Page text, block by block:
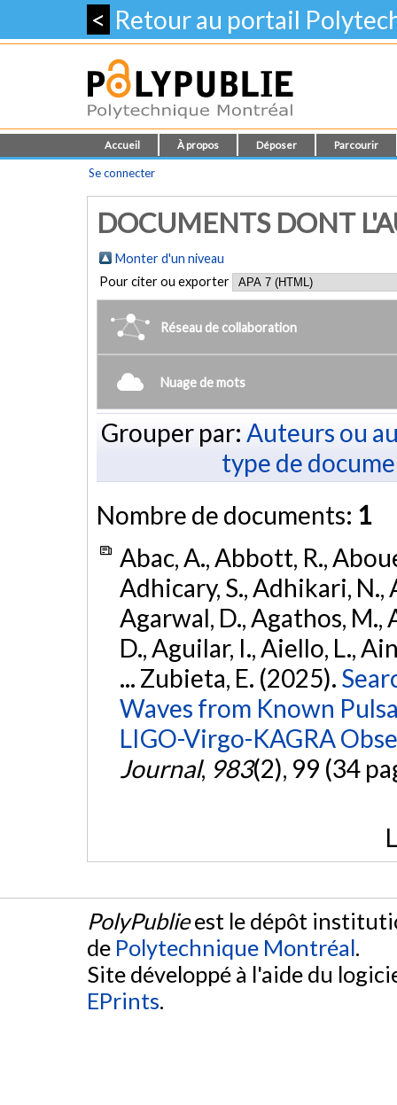
< Retour au portail
Accueil À propos Déposer Parcourir
Se connecter
DOCUMENTS DONT
Monter d'un niveau
Pour citer ou exporter
Réseau de collaboration
Nuage de mots
Grouper par: Auteurs ou
type de
Nombre de documents: 1
Abac, A., Abbott, R.,
Adhicary, S., Adhikari, N.,
Agarwal, D., Agathos, M.,
D., Aguilar, I., Aiello, L.,
... Zubieta, E. (2025).
Waves from Known
LIGO-Virgo-KAGRA
Journal, 983(2), 99 (34
PolyPublieest le dépôt
de Polytechnique Montréal.
Site développé à l'aide du
EPrints.